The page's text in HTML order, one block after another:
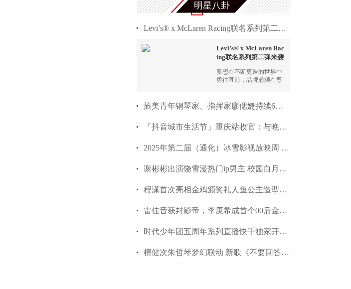
明星八卦
Levi’s® x McLaren Racing联名系列第二弹来袭
Levi’s® x McLaren Rac
ing联名系列第二弹来袭
要想在不断更迭的世界中
勇往直前，品牌必须在尊
旅美青年钢琴家、指挥家廖偲婕持续6年为特殊儿
「抖音城市生活节」重庆站收官：与晚风“重”逢，于
2025年第二届（通化）冰雪影视放映周 《我在童话里
谢彬彬出演饶雪漫热门ip男主 校园白月光具象化
程潇首次亮相金鸡颁奖礼人鱼公主造型引热议 入
雷佳音获封影帝，李庚希成首个00后金鸡影后！金鸡颁
时代少年团五周年系列直播快手独家开启，今晚19点
檀健次朱哲琴梦幻联动 新歌《不要回答》向时间